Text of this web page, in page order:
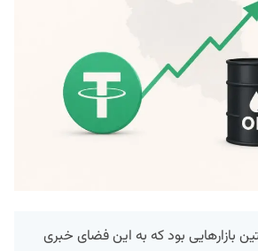
بازارهایی بود که به این فضای خبری